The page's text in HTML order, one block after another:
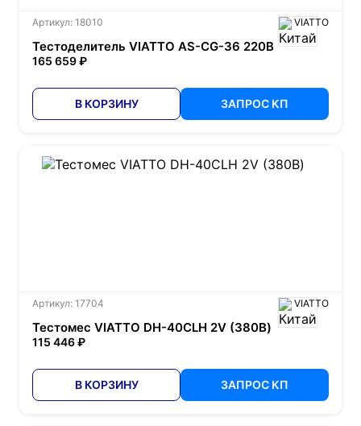
Артикул: 18010 VIATTO
Тестоделитель VIATTO AS-CG-36 220В
165 659 ₽
В КОРЗИНУ ЗАПРОС КП
Артикул: 17704 VIATTO
Тестомес VIATTO DH-40СLH 2V (380В)
115 446 ₽
В КОРЗИНУ ЗАПРОС КП